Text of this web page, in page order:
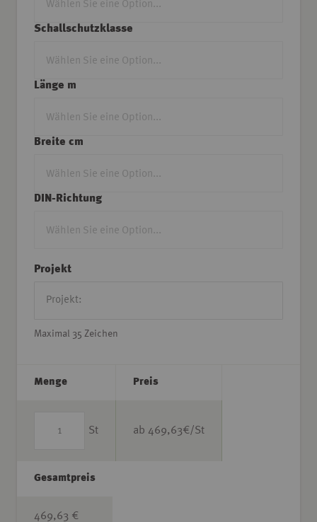
Schallschutzklasse
Länge m
Breite cm
DIN-Richtung
Projekt
Maximal 35 Zeichen
Menge
St
Preis
ab 469,63€/St
Gesamtpreis
469,63 €